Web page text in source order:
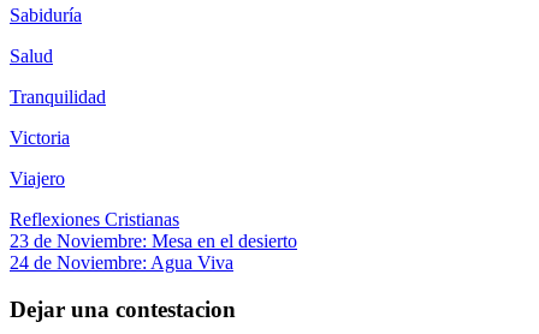
Sabiduría
Salud
Tranquilidad
Victoria
Viajero
Reflexiones Cristianas
Navegación
de
entradas
Entrada
anterior:
23 de Noviembre: Mesa en el desierto
Siguiente
24 de Noviembre: Agua Viva
Dejar una contestacion